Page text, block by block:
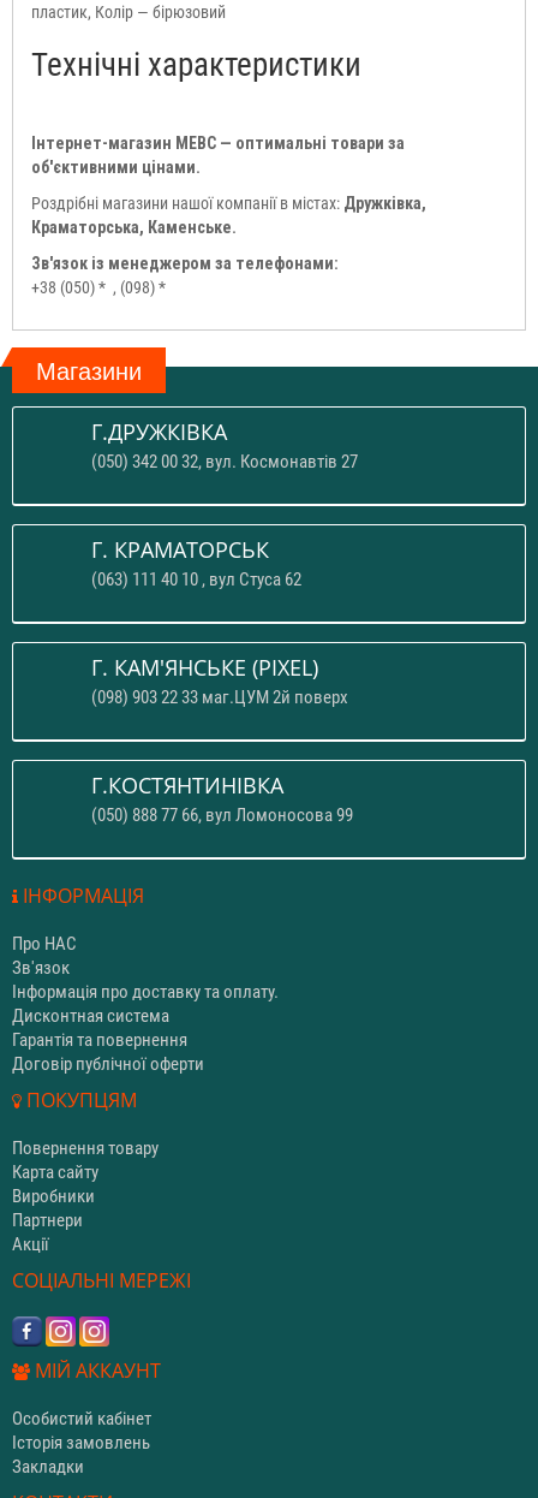
пластик, Колір — бірюзовий
Технічні характеристики
Інтернет-магазин МЕВС — оптимальні товари за
об'єктивними цінами.
Роздрібні магазини нашої компанії в містах: Дружківка,
Краматорська, Каменське.
Зв'язок із менеджером за телефонами:
+38 (050) * , (098) *
Магазини
Г.ДРУЖКІВКА
(050) 342 00 32, вул. Космонавтів 27
Г. КРАМАТОРСЬК
(063) 111 40 10 , вул Стуса 62
Г. КАМ'ЯНСЬКЕ (PIXEL)
(098) 903 22 33 маг.ЦУМ 2й поверх
Г.КОСТЯНТИНІВКА
(050) 888 77 66, вул Ломоносова 99
ІНФОРМАЦІЯ
Про НАС
Зв'язок
Інформація про доставку та оплату.
Дисконтная система
Гарантія та повернення
Договір публічної оферти
ПОКУПЦЯМ
Повернення товару
Карта сайту
Виробники
Партнери
Акції
СОЦІАЛЬНІ МЕРЕЖІ
МІЙ АККАУНТ
Особистий кабінет
Історія замовлень
Закладки